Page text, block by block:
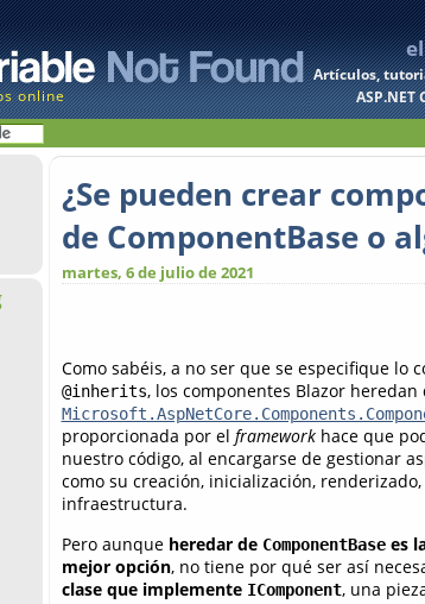
online
Artículos,
ASP.NET
¿Se pueden crear
de ComponentBase o
martes, 6 de julio de 2021
Como sabéis, a no ser que se especifique lo
@inherits, los componentes Blazor heredan
proporcionada por el frameworkhace que
nuestro código, al encargarse de gestionar
como su creación, inicialización,
infraestructura.
Pero aunque heredar de ComponentBasees
mejor opción, no tiene por qué ser así
clase que implemente IComponent, una